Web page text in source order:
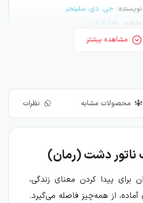
نویسنده: جی. دی. سلینجر
مترجم: رضا زارع
مشاهده بیشتر
محصولات مشابه نظرات
ناتور دشت (رمان)
برای پیدا کردن معنای زندگی،
از همه‌چیز فاصله می‌گیرد.